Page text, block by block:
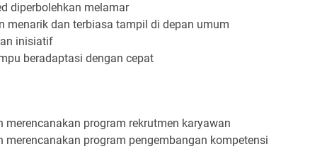
diperbolehkan melamar
menarik dan terbiasa tampil di depan umum
inisiatif
beradaptasi dengan cepat
merencanakan program rekrutmen karyawan
merencanakan program pengembangan kompetensi